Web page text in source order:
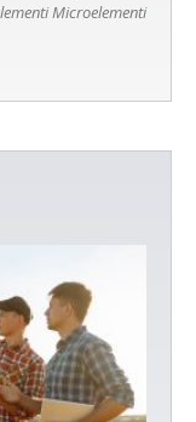
Microelementi